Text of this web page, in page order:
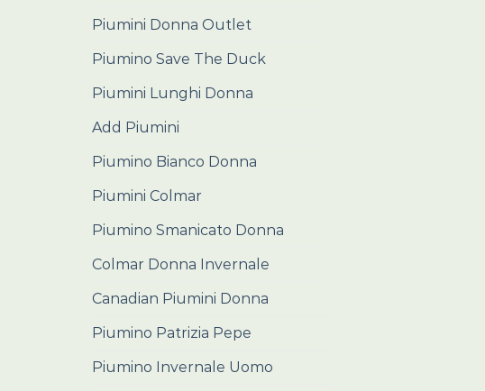
Piumini Donna Outlet
Piumino Save The Duck
Piumini Lunghi Donna
Add Piumini
Piumino Bianco Donna
Piumini Colmar
Piumino Smanicato Donna
Colmar Donna Invernale
Canadian Piumini Donna
Piumino Patrizia Pepe
Piumino Invernale Uomo